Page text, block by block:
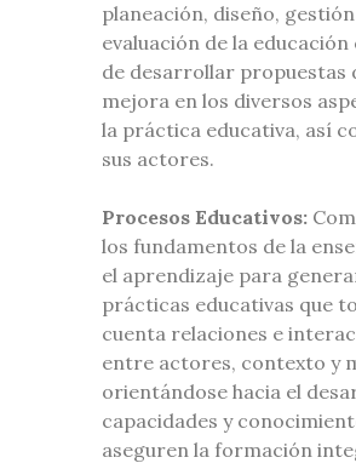
planeación, diseño,
evaluación de la
de desarrollar propuestas
mejora en los diversos
la práctica educativa, así
sus actores.
Procesos Educativos:
los fundamentos de la
el aprendizaje para
prácticas educativas que
cuenta relaciones e
entre actores, contexto y
orientándose hacia el
capacidades y
aseguren la formación